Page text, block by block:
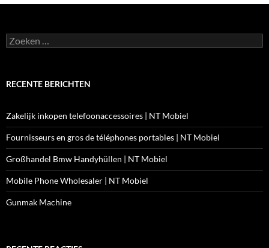
Zoeken
naar:
RECENTE BERICHTEN
Zakelijk inkopen telefoonaccessoires | NT Mobiel
Fournisseurs en gros de téléphones portables | NT Mobiel
Großhandel Bmw Handyhüllen | NT Mobiel
Mobile Phone Wholesaler | NT Mobiel
Gunmak Machine